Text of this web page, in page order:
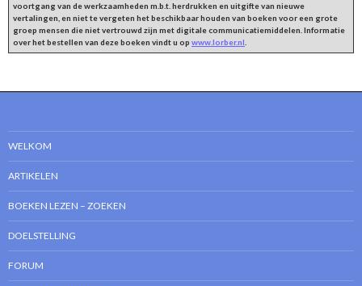
voortgang van de werkzaamheden m.b.t. herdrukken en uitgifte van nieuwe
vertalingen, en niet te vergeten het beschikbaar houden van boeken voor een grote
groep mensen die niet vertrouwd zijn met digitale communicatiemiddelen. Informatie
over het bestellen van deze boeken vindt u op www.lorber.nl
WELKOM
ARTIKELEN
BOEKEN LEZEN – ZOEKEN
DOELSTELLING
FORUM